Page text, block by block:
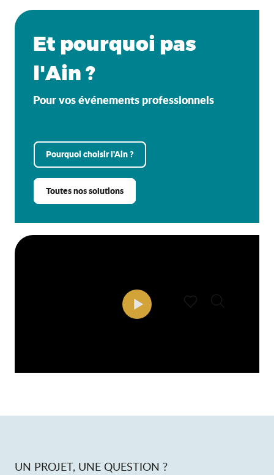
Et pourquoi pas
l'Ain ?
Pour vos événements professionnels
Pourquoi choisir l'Ain ?
Toutes nos solutions
UN PROJET, UNE QUESTION ?